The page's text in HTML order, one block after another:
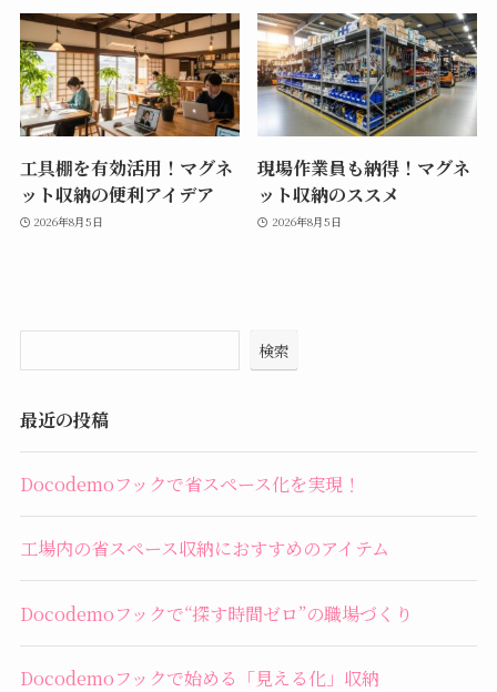
工具棚を有効活用！マグネ
ット収納の便利アイデア
2026年8月5日
現場作業員も納得！マグネ
ット収納のススメ
2026年8月5日
検索
最近の投稿
Docodemoフックで省スペース化を実現！
工場内の省スペース収納におすすめのアイテム
Docodemoフックで“探す時間ゼロ”の職場づくり
Docodemoフックで始める「見える化」収納